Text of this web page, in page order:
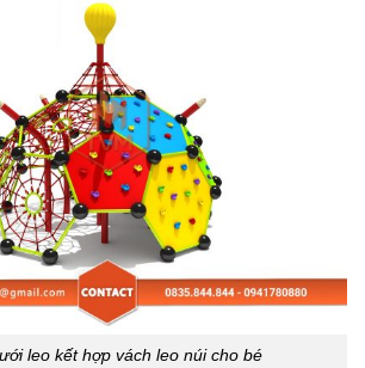
leo kết hợp vách leo núi cho bé